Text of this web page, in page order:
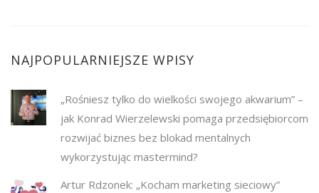
NAJPOPULARNIEJSZE WPISY
„Rośniesz tylko do wielkości swojego akwarium” –
jak Konrad Wierzelewski pomaga przedsiębiorcom
rozwijać biznes bez blokad mentalnych
wykorzystując mastermind?
Artur Rdzonek: „Kocham marketing sieciowy”